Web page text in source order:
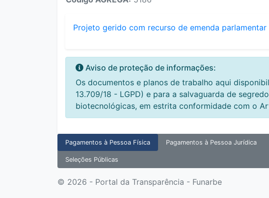
Projeto gerido com recurso de emenda parlamentar
Aviso de proteção de informações:
Os documentos e planos de trabalho aqui
13.709/18 - LGPD) e para a salvaguarda de
biotecnológicas, em estrita conformidade com o
Pagamentos à Pessoa Física Pagamentos à Pessoa Jurídica
Seleções Públicas
© 2026 - Portal da Transparência - Funarbe